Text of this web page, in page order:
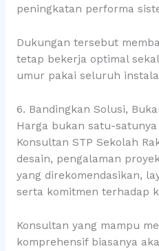
peningkatan performa
Dukungan tersebut
tetap bekerja optimal
umur pakai seluruh
6. Bandingkan Solusi,
Harga bukan satu-
Konsultan STP Sekolah
desain, pengalaman
yang direkomendasikan,
serta komitmen terhadap
Konsultan yang mampu
komprehensif biasanya